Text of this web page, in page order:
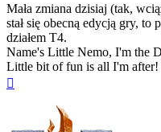
Mała zmiana dzisiaj (tak,
stał się obecną edycją gry,
działem T4.
Name's Little Nemo, I'm the
Little bit of fun is all I'm after!